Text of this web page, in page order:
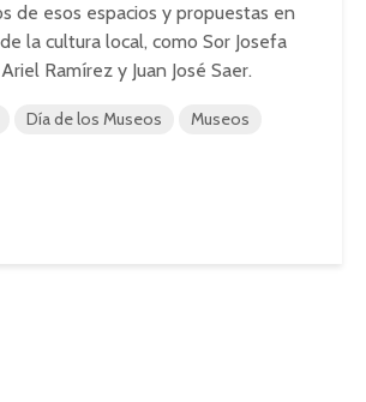
de esos espacios y propuestas en
la cultura local, como Sor Josefa
Ramírez y Juan José Saer.
Día de los Museos
Museos